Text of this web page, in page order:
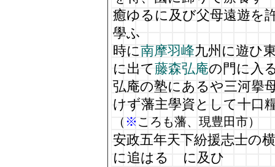
癒ゆるに及び父母遠遊を
學ふ
時に南摩羽峰九州に遊ひ
に出て藤森弘庵の門に入
弘庵の塾にあるや三河擧
けず藩主學資として十口
（ ※ ころも藩、現豊田市）
安政五年天下紛援志士の
に追はるゝに及ひ